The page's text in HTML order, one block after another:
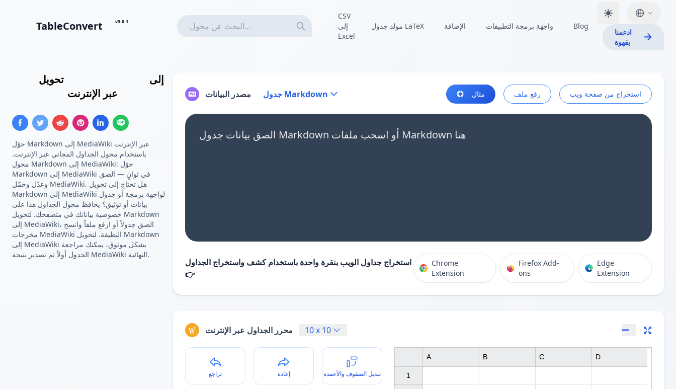
TableConvert v3.0.1
CSV
إلى
Excel
مولد جدول LaTeX الإضافة واجهة برمجة التطبيقات Blog
ادعمنا
بقهوة
تحويل إلى
عبر الإنترنت
حوّل Markdown إلى MediaWiki عبر الإنترنت
باستخدام محول الجداول المجاني عبر الإنترنت.
محول Markdown إلى MediaWiki: حوّل
Markdown إلى MediaWiki في ثوانٍ — الصق
وعدّل وحمّل MediaWiki. هل تحتاج إلى تحويل
Markdown إلى MediaWiki لواجهة برمجة أو جدول
بيانات أو توثيق؟ يحافظ محول الجداول هذا على
خصوصية بياناتك في متصفحك. لتحويل Markdown
إلى MediaWiki، الصق جدولاً أو ارفع ملفاً وانسخ
مخرجات MediaWiki النظيفة. لتحويل Markdown
إلى MediaWiki بشكل موثوق، يمكنك مراجعة
الجدول أولاً ثم تصدير نتيجة MediaWiki النهائية.
مصدر البيانات جدول Markdown مثال رفع ملف استخراج من صفحة ويب
الصق بيانات جدول Markdown أو اسحب ملفات Markdown هنا
استخراج جداول الويب بنقرة واحدة باستخدام كشف واستخراج الجداول
👉
Chrome
Extension
Firefox Add-
ons
Edge
Extension
محرر الجداول عبر الإنترنت 10x 10
تراجع إعادة تبديل الصفوف والأعمدة 1
A B C D